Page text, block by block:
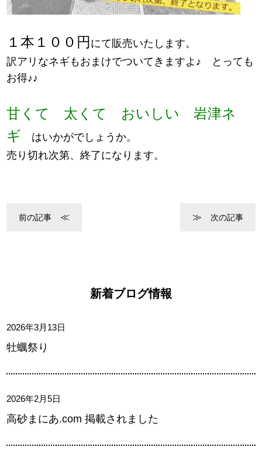
１本１００円にて販売いたします。
訳アリなネギもおまけでついてきますよ♪ とっても
お得♪♪
甘くて 太くて おいしい 岩津ネ
ギ はいかがでしょうか。
売り切れ次第、終了になります。
前の記事 次の記事
新着ブログ情報
2026年3月13日
牡蠣祭り
2026年2月5日
高砂まにあ.com 掲載されました